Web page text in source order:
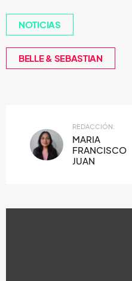
NOTICIAS
BELLE & SEBASTIAN
REDACCIÓN:
MARIA
FRANCISCO
JUAN